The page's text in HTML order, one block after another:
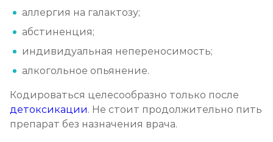
аллергия на галактозу;
абстиненция;
индивидуальная непереносимость;
алкогольное опьянение.
Кодироваться целесообразно только после
детоксикации. Не стоит продолжительно пить
препарат без назначения врача.